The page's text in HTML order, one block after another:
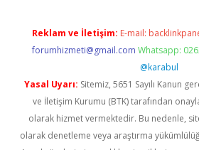
Reklam ve İletişim: E-mail:
forumhizmeti@gmail.com Whatsapp:
@karabul
Yasal Uyarı: Sitemiz, 5651 Sayılı Kanun
ve İletişim Kurumu (BTK) tarafından
olarak hizmet vermektedir. Bu nedenle,
olarak denetleme veya araştırma